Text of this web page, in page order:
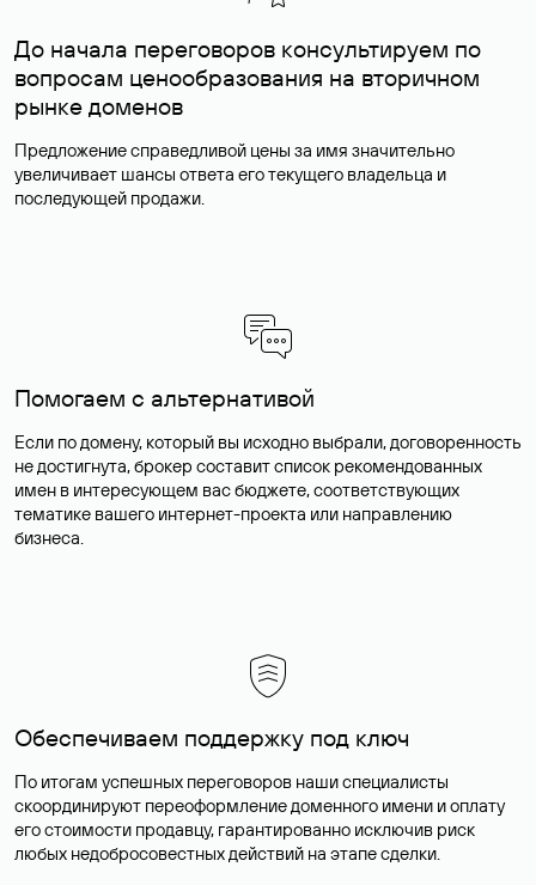
До начала переговоров консультируем по
вопросам ценообразования на вторичном
рынке доменов
Предложение справедливой цены за имя значительно
увеличивает шансы ответа его текущего владельца и
последующей продажи.
Помогаем с альтернативой
Если по домену, который вы исходно выбрали, договоренность
не достигнута, брокер составит список рекомендованных
имен в интересующем вас бюджете, соответствующих
тематике вашего интернет-проекта или направлению
бизнеса.
Обеспечиваем поддержку под ключ
По итогам успешных переговоров наши специалисты
скоординируют переоформление доменного имени и оплату
его стоимости продавцу, гарантированно исключив риск
любых недобросовестных действий на этапе сделки.